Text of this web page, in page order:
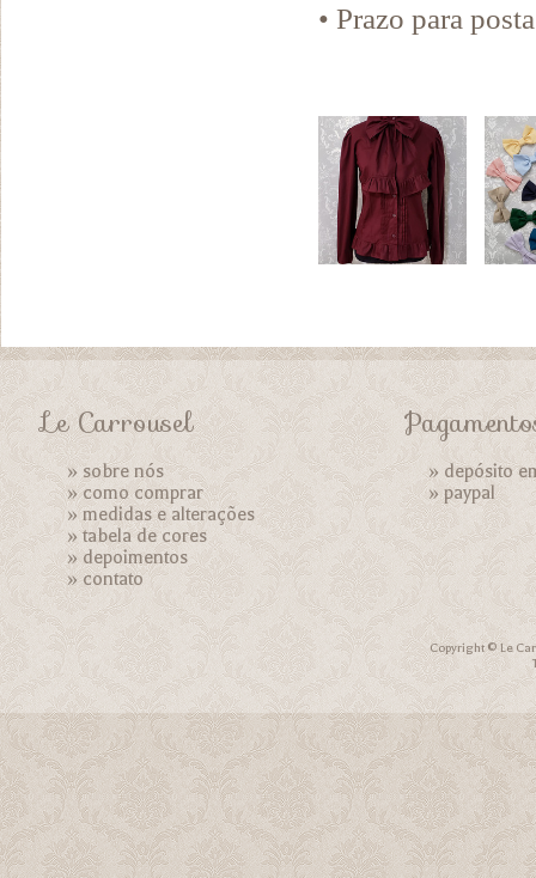
• Prazo para
Le Carrousel
»sobre nós
»como comprar
»medidas e alterações
»tabela de cores
»depoimentos
»contato
» depósito
»paypal
Copyright © Le